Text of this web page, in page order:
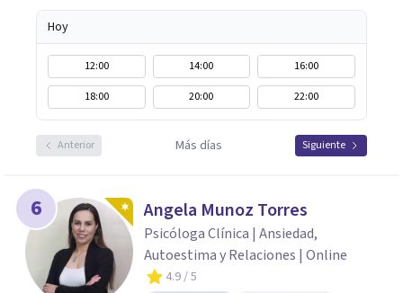
Hoy
12:00 14:00
16:00
18:00
20:00 22:00
Anterior Más días Siguiente
6 Angela Munoz Torres
Psicóloga Clínica | Ansiedad,
Autoestima y Relaciones | Online
4.9/ 5